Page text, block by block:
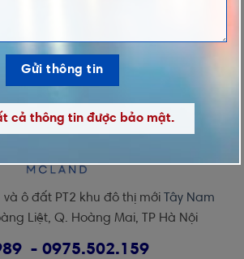
và ô đất PT2 khu đô thị mới
Tây Nam
Liệt, Q. Hoàng Mai, TP Hà Nội
- 0975.502.159
cả thông tin được bảo mật.